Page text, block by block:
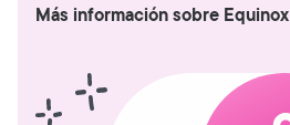
Más información sobre Equinox